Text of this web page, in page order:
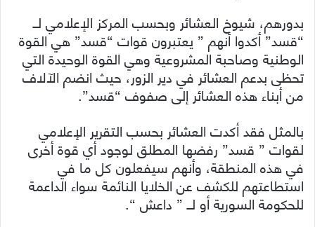
بدورهم، شيوخ العشائر وبحسب المركز الإعلامي لــ
“قسد” أكدوا أنهم ” يعتبرون قوات “قسد” هي القوة
الوطنية وصاحبة المشروعية وهي القوة الوحيدة التي
تحظى بدعم العشائر في دير الزور، حيث انضم الآلاف
من أبناء هذه العشائر إلى صفوف “قسد”.
بالمثل فقد أكدت العشائر بحسب التقرير الإعلامي
لقوات ” قسد” رفضها المطلق لوجود أي قوة أخرى
في هذه المنطقة، وأنهم سيفعلون كل ما في
استطاعتهم للكشف عن الخلايا النائمة سواء الداعمة
للحكومة السورية أو لــ ” داعش “.